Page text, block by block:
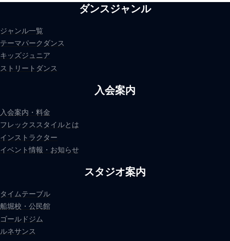
ダンスジャンル
ジャンル一覧
テーマパークダンス
キッズジュニア
ストリートダンス
入会案内
入会案内・料金
フレックススタイルとは
インストラクター
イベント情報・お知らせ
スタジオ案内
タイムテーブル
船堀校・公民館
ゴールドジム
ルネサンス